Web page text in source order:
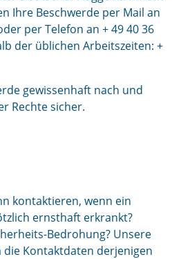
Ihre Beschwerde per Mail an
per Telefon an + 49 40 36
der üblichen Arbeitszeiten: +
gewissenhaft nach und
Rechte sicher.
kontaktieren, wenn ein
ernsthaft erkrankt?
Bedrohung? Unsere
die Kontaktdaten derjenigen